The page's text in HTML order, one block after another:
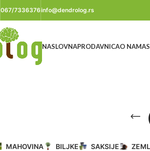
067/7336376info@dendrolog.rs
NASLOVNAPRODAVNICAO NAMA
MAHOVINA BILJKE SAKSIJE